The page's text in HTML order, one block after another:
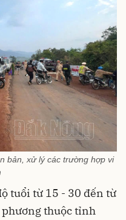
bản, xử lý các trường hợp vi
tuổi từ 15 - 30 đến từ
thuộc tỉnh